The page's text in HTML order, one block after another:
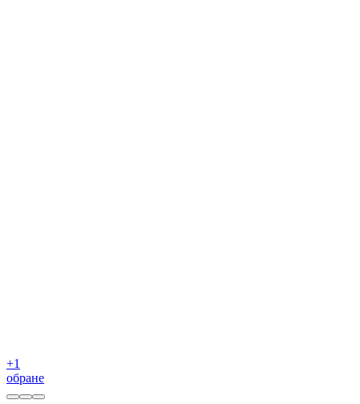
+1
обране